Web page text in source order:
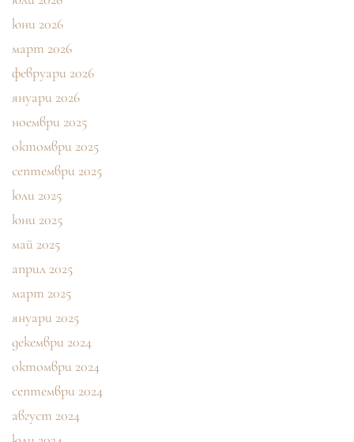
юни 2026
март 2026
февруари 2026
януари 2026
ноември 2025
октомври 2025
септември 2025
юли 2025
юни 2025
май 2025
април 2025
март 2025
януари 2025
декември 2024
октомври 2024
септември 2024
август 2024